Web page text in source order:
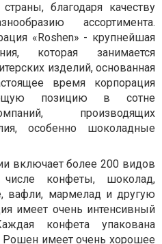
благодаря качеству
ассортимента.
«Roshen» - крупнейшая
которая занимается
изделий, основанная
время корпорация
позицию в сотне
производящих
особенно шоколадные
включает более 200 видов
конфеты, шоколад,
вафли, мармелад и другую
имеет очень интенсивный
конфета упакована
Рошен имеет очень хорошее